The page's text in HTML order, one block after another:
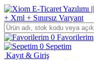
0 Favorilerim
0 Sepetim
Kayıt & Giriş